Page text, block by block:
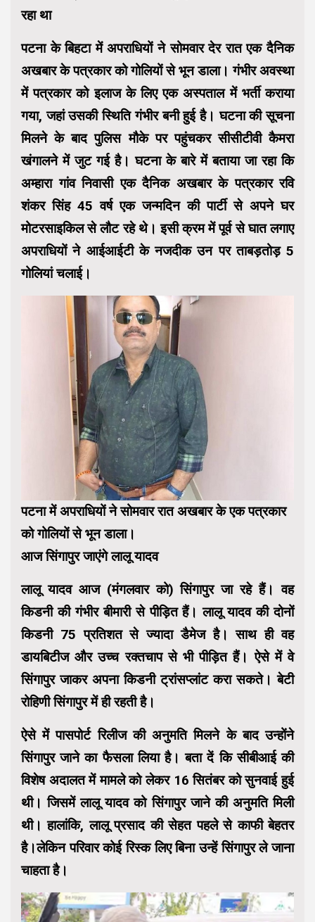
रहा था
पटना के बिहटा में अपराधियों ने सोमवार देर रात एक दैनिक
अखबार के पत्रकार को गोलियों से भून डाला। गंभीर अवस्था
में पत्रकार को इलाज के लिए एक अस्पताल में भर्ती कराया
गया, जहां उसकी स्थिति गंभीर बनी हुई है। घटना की सूचना
मिलने के बाद पुलिस मौके पर पहुंचकर सीसीटीवी कैमरा
खंगालने में जुट गई है। घटना के बारे में बताया जा रहा कि
अम्हारा गांव निवासी एक दैनिक अखबार के पत्रकार रवि
शंकर सिंह 45 वर्ष एक जन्मदिन की पार्टी से अपने घर
मोटरसाइकिल से लौट रहे थे। इसी क्रम में पूर्व से घात लगाए
अपराधियों ने आईआईटी के नजदीक उन पर ताबड़तोड़ 5
गोलियां चलाई।
पटना में अपराधियों ने सोमवार रात अखबार के एक पत्रकार
को गोलियों से भून डाला।
आज सिंगापुर जाएंगे लालू यादव
लालू यादव आज (मंगलवार को) सिंगापुर जा रहे हैं। वह
किडनी की गंभीर बीमारी से पीड़ित हैं। लालू यादव की दोनों
किडनी 75 प्रतिशत से ज्यादा डैमेज है। साथ ही वह
डायबिटीज और उच्च रक्तचाप से भी पीड़ित हैं। ऐसे में वे
सिंगापुर जाकर अपना किडनी ट्रांसप्लांट करा सकते। बेटी
रोहिणी सिंगापुर में ही रहती है।
ऐसे में पासपोर्ट रिलीज की अनुमति मिलने के बाद उन्होंने
सिंगापुर जाने का फैसला लिया है। बता दें कि सीबीआई की
विशेष अदालत में मामले को लेकर 16 सितंबर को सुनवाई हुई
थी। जिसमें लालू यादव को सिंगापुर जाने की अनुमति मिली
थी। हालांकि, लालू प्रसाद की सेहत पहले से काफी बेहतर
है।लेकिन परिवार कोई रिस्क लिए बिना उन्हें सिंगापुर ले जाना
चाहता है।